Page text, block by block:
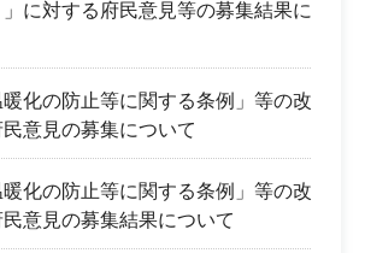
に対する府民意見等の募集結果に
暖化の防止等に関する条例」等の改
意見の募集について
暖化の防止等に関する条例」等の改
意見の募集結果について